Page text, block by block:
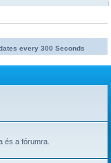
egy freepick
every 300 Seconds
és a fórumra.